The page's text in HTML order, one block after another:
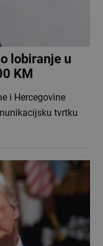
lobiranje u
KM
i Hercegovine
tvrtku